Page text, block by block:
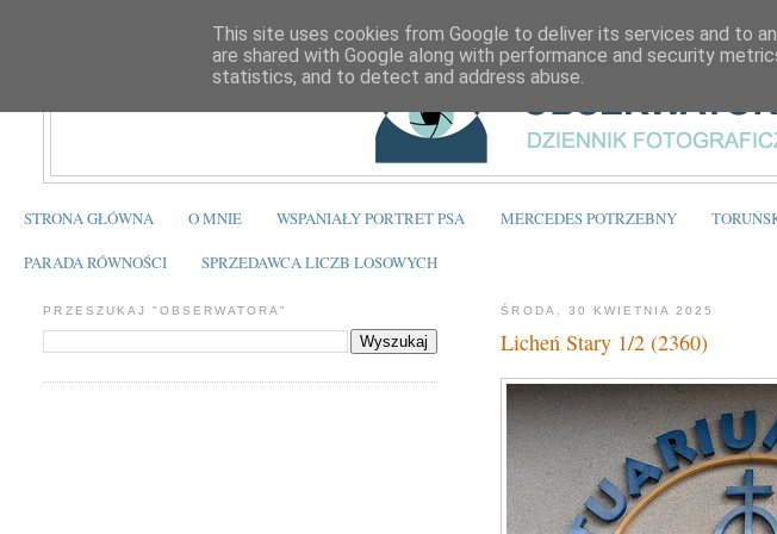
STRONA GŁÓWNA O MNIE WSPANIAŁY PORTRET PSA MERCEDES POTRZEBNY
PARADA RÓWNOŚCI SPRZEDAWCA LICZB LOSOWYCH
ŚRODA, 30 KWIETNIA 2025
Licheń Stary 1/2 (2360)
PRZESZUKAJ "OBSERWATORA"
This site uses cookies from Google to deliver its services and to
are shared with Google along with performance and security
statistics, and to detect and address abuse.